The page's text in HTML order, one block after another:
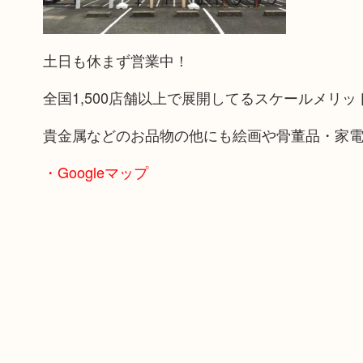
土日も休まず営業中！
全国1,500店舗以上で展開してるスケールメリッ
貴金属などのお品物の他にも絵画や骨董品・家
・Googleマップ